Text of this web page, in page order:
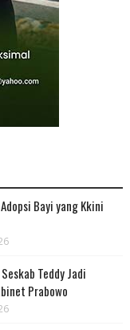
Bayi yang Kkini
Teddy Jadi
Prabowo